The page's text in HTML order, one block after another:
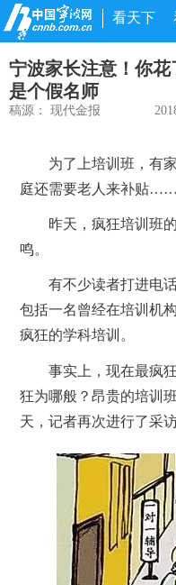
看天下
宁波家长注意！你
是个假名师
稿源： 现代金报
为了上培训班，有家
庭还需要老人来补贴……
昨天，疯狂培训班的
鸣。
有不少读者打进电话
包括一名曾经在培训机
疯狂的学科培训。
事实上，现在最疯狂
狂为哪般？昂贵的培训
天，记者再次进行了采访